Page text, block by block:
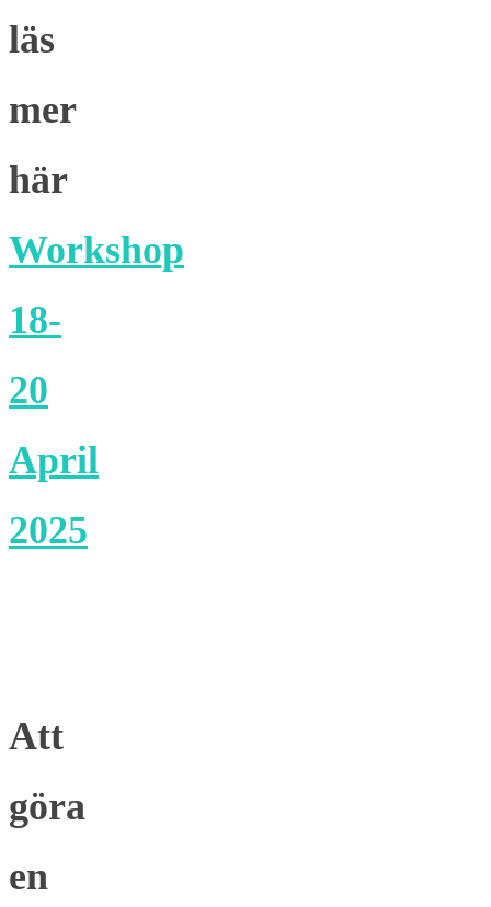
läs
mer
här
Workshop
18-
20
April
2025
Att
göra
en